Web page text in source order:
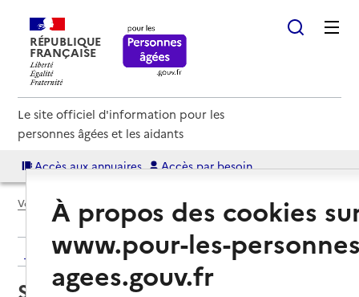
RÉPUBLIQUE
FRANÇAISE
Le site officiel d'information pour les
personnes âgées et les aidants
Accès aux annuaires Accès par besoin
Voir le fil d’Ariane
Retour aux résultats de l'annuaire
Service autonomie à domicile
À propos des cookies
www.pour-les-
agees.gouv.fr